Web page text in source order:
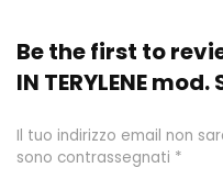
Be the first to
IN TERYLENE mod.
Il tuo indirizzo email non
sono contrassegnati *